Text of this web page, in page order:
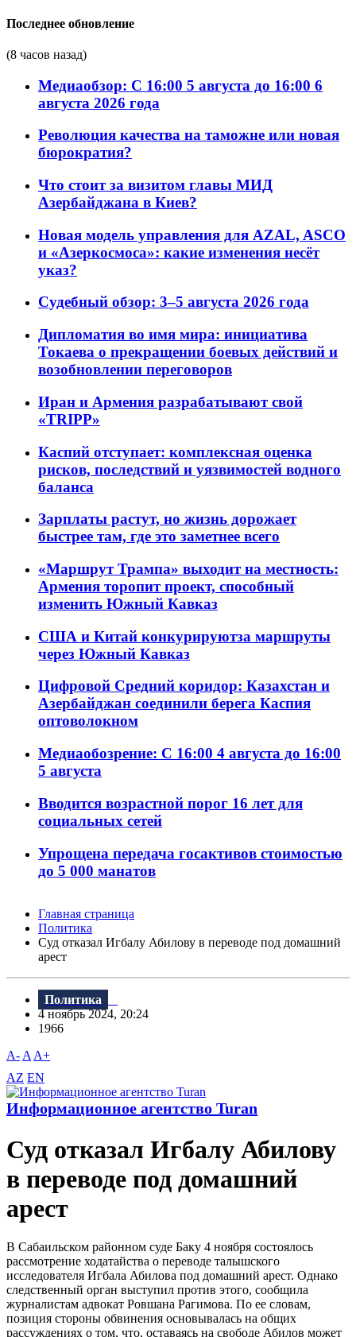
Последнее обновление
(8 часов назад)
Медиаобзор: С 16:00 5 августа до 16:00 6
августа 2026 года
Революция качества на таможне или новая
бюрократия?
Что стоит за визитом главы МИД
Азербайджана в Киев?
Новая модель управления для AZAL, ASCO
и «Азеркосмоса»: какие изменения несёт
указ?
Судебный обзор: 3–5 августа 2026 года
Дипломатия во имя мира: инициатива
Токаева о прекращении боевых действий и
возобновлении переговоров
Иран и Армения разрабатывают свой
«TRIPP»
Каспий отступает: комплексная оценка
рисков, последствий и уязвимостей водного
баланса
Зарплаты растут, но жизнь дорожает
быстрее там, где это заметнее всего
«Маршрут Трампа» выходит на местность:
Армения торопит проект, способный
изменить Южный Кавказ
США и Китай конкурируютза маршруты
через Южный Кавказ
Цифровой Средний коридор: Казахстан и
Азербайджан соединили берега Каспия
оптоволокном
Медиаобозрение: С 16:00 4 августа до 16:00
5 августа
Вводится возрастной порог 16 лет для
социальных сетей
Упрощена передача госактивов стоимостью
до 5 000 манатов
Главная страница
Политика
Суд отказал Игбалу Абилову в переводе под домашний
арест
Политика
4 ноябрь 2024, 20:24
1966
A- A A+
AZ EN
Информационное агентство Turan
Суд отказал Игбалу Абилову
в переводе под домашний
арест
В Сабаильском районном суде Баку 4 ноября состоялось
рассмотрение ходатайства о переводе талышского
исследователя Игбала Абилова под домашний арест. Однако
следственный орган выступил против этого, сообщила
журналистам адвокат Ровшана Рагимова. По ее словам,
позиция стороны обвинения основывалась на общих
рассуждениях о том, что, оставаясь на свободе Абилов может